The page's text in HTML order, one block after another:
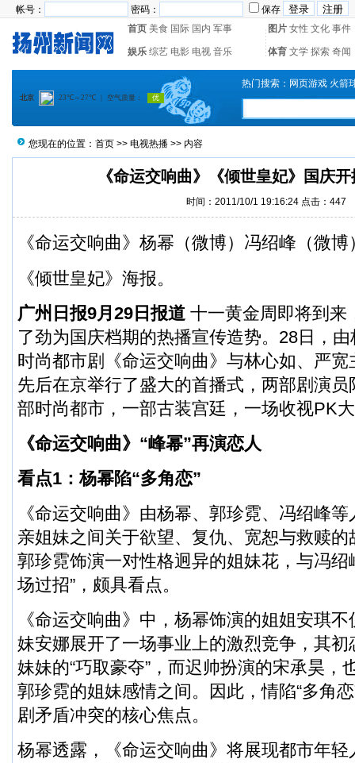
帐号： 密码：
保存
首页 美食 国际 国内 军事 图片 女性 文化 事件
娱乐 综艺 电影 电视 音乐 体育 文学 探索 奇闻
热门搜索： 网页游戏 火箭
您现在的位置： 首页 >> 电视热播 >> 内容
《命运交响曲》《倾世皇妃》国庆
时间：2011/10/1 19:16:24 点击： 447
《命运交响曲》杨幂（微博）冯绍峰（微博
《倾世皇妃》海报。
广州日报9月29日报道十一黄金周即将到来
了劲为国庆档期的热播宣传造势。28日，
时尚都市剧《命运交响曲》与林心如、严
先后在京举行了盛大的首播式，两部剧演
部时尚都市，一部古装宫廷，一场收视PK
《命运交响曲》“峰幂”再演恋人
看点1：杨幂陷“多角恋”
《命运交响曲》由杨幂、郭珍霓、冯绍峰
亲姐妹之间关于欲望、复仇、宽恕与救赎
郭珍霓饰演一对性格迥异的姐妹花，与冯绍
场过招”，颇具看点。
《命运交响曲》中，杨幂饰演的姐姐安琪
妹安娜展开了一场事业上的激烈竞争，其
妹妹的“巧取豪夺”，而迟帅扮演的宋承昊，
郭珍霓的姐妹感情之间。因此，情陷“多角
剧矛盾冲突的核心焦点。
杨幂透露，《命运交响曲》将展现都市年轻